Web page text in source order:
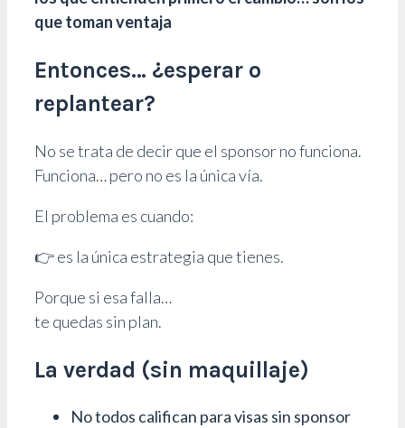
que toman ventaja
Entonces… ¿esperar o
replantear?
No se trata de decir que el sponsor no funciona.
Funciona… pero no es la única vía.
El problema es cuando:
👉 es la única estrategia que tienes.
Porque si esa falla…
te quedas sin plan.
La verdad (sin maquillaje)
No todos califican para visas sin sponsor